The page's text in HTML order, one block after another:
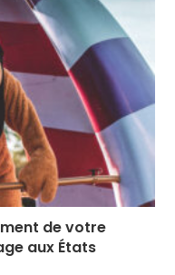
de votre
aux États